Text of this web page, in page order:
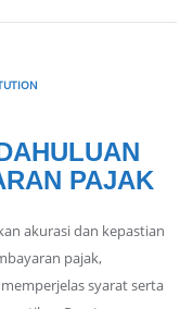
PAJAK
akurasi dan kepastian
pajak,
syarat serta